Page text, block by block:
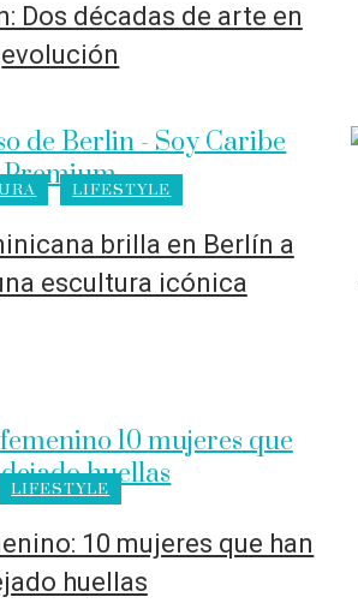
Dos décadas de arte en
evolución
LIFESTYLE
brilla en Berlín a
escultura icónica
LIFESTYLE
10 mujeres que han
huellas